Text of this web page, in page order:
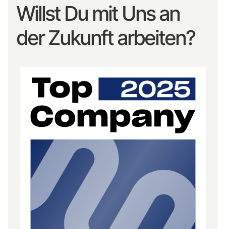
Willst Du mit Uns an
der Zukunft arbeiten?